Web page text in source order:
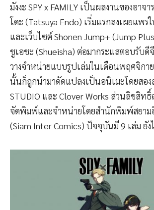
มังงะ SPY x FAMILY เป็นผลงานของอาจ
โดะ (Tatsuya Endo) เริ่มแรกลงเผยแพ
และเว็บไซต์ Shonen Jump+ (Jump
ชูเอชะ (Shueisha) ต่อมากระแสตอบรับ
วางจำหน่ายแบบรูปเล่มในเดือนพฤศจิกา
นั้นก็ถูกนำมาดัดแปลงเป็นอนิเมะโดยสอง
STUDIO และ Clover Works ส่วนลิขสิท
จัดพิมพ์และจำหน่ายโดยสำนักพิมพ์สยาม
(Siam Inter Comics) ปัจจุบันมี 9 เล่ม ยัง